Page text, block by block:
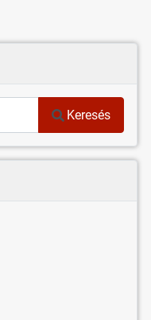
Keresés